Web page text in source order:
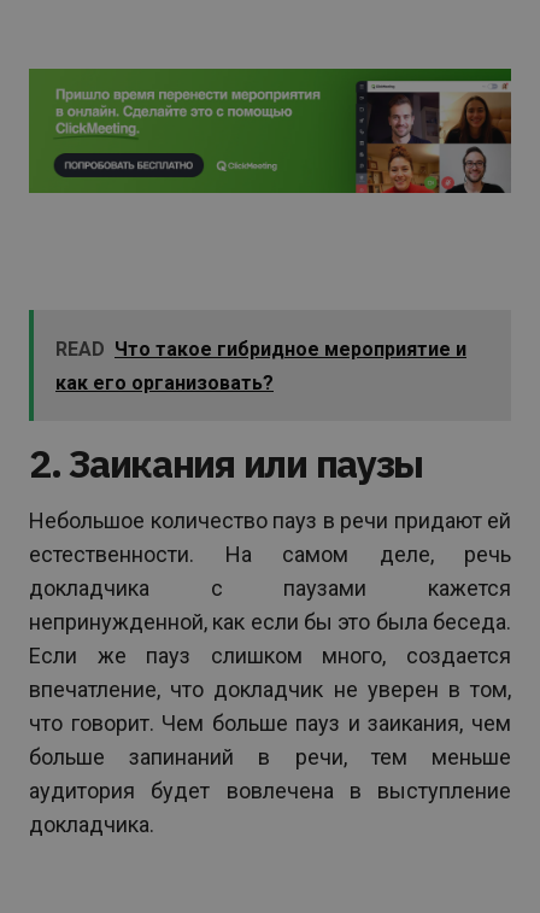
READ Что такое гибридное мероприятие и
как его организовать?
2. Заикания или паузы
Небольшое количество пауз в речи придают ей
естественности. На самом деле, речь
докладчика с паузами кажется
непринужденной, как если бы это была беседа.
Если же пауз слишком много, создается
впечатление, что докладчик не уверен в том,
что говорит. Чем больше пауз и заикания, чем
больше запинаний в речи, тем меньше
аудитория будет вовлечена в выступление
докладчика.